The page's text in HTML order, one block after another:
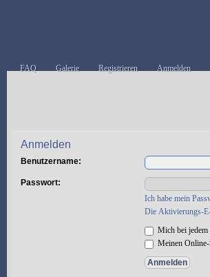
FAQ Galerie Registrieren Anmelden
Anmelden
Benutzername:
Passwort:
Ich habe mein
Die Aktivierungs-
Mich bei jedem
Meinen Online-